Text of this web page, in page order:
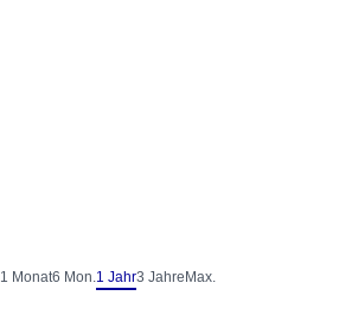
1 Monat6 Mon.1 Jahr3 Jahre Max.